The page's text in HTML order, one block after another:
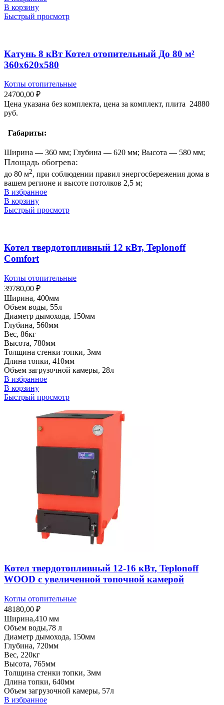
В корзину
Быстрый просмотр
Катунь 8 кВт Котел отопительный До 80 м²
360х620х580
Котлы отопительные
24700,00 ₽
Цена указана без комплекта, цена за комплект, плита 24880
руб.
Габариты:
Ширина — 360 мм; Глубина — 620 мм; Высота — 580 мм;
Площадь обогрева:
до 80 м2, при соблюдении правил энергосбережения дома в
вашем регионе и высоте потолков 2,5 м;
В избранное
В корзину
Быстрый просмотр
Котел твердотопливный 12 кВт, Teplonoff
Comfort
Котлы отопительные
39780,00 ₽
Ширина, 400мм
Объем воды, 55л
Диаметр дымохода, 150мм
Глубина, 560мм
Вес, 86кг
Высота, 780мм
Толщина стенки топки, 3мм
Длина топки, 410мм
Объем загрузочной камеры, 28л
В избранное
В корзину
Быстрый просмотр
Котел твердотопливный 12-16 кВт, Teplonoff
WOOD с увеличенной топочной камерой
Котлы отопительные
48180,00 ₽
Ширина,410 мм
Объем воды,78 л
Диаметр дымохода, 150мм
Глубина, 720мм
Вес, 220кг
Высота, 765мм
Толщина стенки топки, 3мм
Длина топки, 640мм
Объем загрузочной камеры, 57л
В избранное